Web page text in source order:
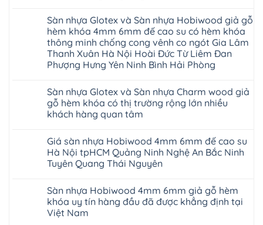
Floor
nhập
khẩu
Malaysia
RUM
14
AI
13
RUM
AI
35
AI
AI
37
AI
dày
12mm
to
tại
Hà
Nội
Thanh
bình
luận
ở
Sửa
sàn
nhựa
giả
khóa
4mm
6mm
đế
cao
charm
wood
hobiwood
kosmos
mikado
4mm
6mm
báo
giá
Sàn nhựa Glotex và Sàn nhựa Hobiwood giả gỗ
hèm khóa 4mm 6mm đế cao su có hèm khóa
thông minh chống cong vênh co ngót Gia Lâm
Thanh Xuân Hà Nội Hoài Đức Từ Liêm Đan
Phượng Hưng Yên Ninh Bình Hải Phòng
bình
luận
ở
Sàn
và
Sàn
nhựa
Hobiwood
giả
khóa
4mm
6mm
đế
Sàn nhựa Glotex và Sàn nhựa Charm wood giả
gỗ hèm khóa có thị trường rộng lớn nhiều
khách hàng quan tâm
bình
luận
ở
Sàn
nhựa
và
Sàn
nhựa
Charm
wood
Giá sàn nhựa Hobiwood 4mm 6mm đế cao su
Hà Nội tpHCM Quảng Ninh Nghệ An Bắc Ninh
Tuyên Quang Thái Nguyên
bình
luận
ở
Giá
Sàn nhựa Hobiwood 4mm 6mm giả gỗ hèm
khóa uy tín hàng đầu đã được khẳng định tại
Việt Nam